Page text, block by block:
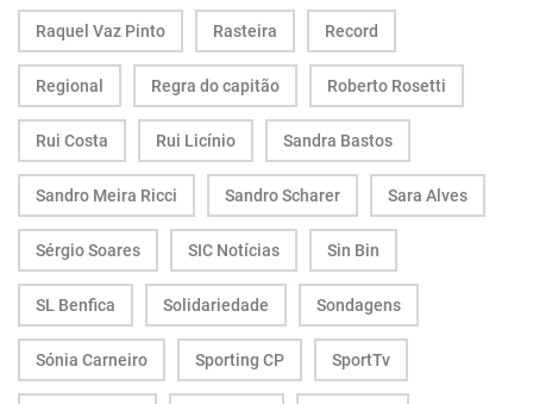
Raquel Vaz Pinto Rasteira Record
Regional Regra do capitão Roberto Rosetti
Rui Costa Rui Licínio Sandra Bastos
Sandro Meira Ricci Sandro Scharer Sara Alves
Sérgio Soares SIC Notícias Sin Bin
SL Benfica Solidariedade Sondagens
Sónia Carneiro Sporting CP SportTv